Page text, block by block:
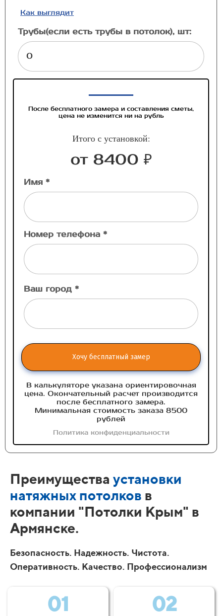
Как выглядит
Трубы(если есть трубы в потолок), шт:
После бесплатного замера и составления сметы,
цена не изменится ни на рубль
Итого с установкой:
от 8400 ₽
Имя *
Номер телефона *
Ваш город *
Хочу бесплатный замер
В калькуляторе указана ориентировочная
цена. Окончательный расчет производится
после бесплатного замера.
Минимальная стоимость заказа 8500
рублей
Политика конфиденциальности
Преимущества установки
натяжных потолков в
компании "Потолки Крым" в
Армянске.
Безопасность. Надежность. Чистота.
Оперативность. Качество. Профессионализм
01 02